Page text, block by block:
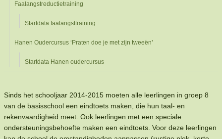
Faalangstreductietraining
Startdata faalangsttraining
Hanen Oudercursus ‘Praten doe je met zijn tweeën’
Startdata Hanen oudercursus
Sinds het schooljaar 2014-2015 moeten alle leerlingen in groep 8
van de basisschool een eindtoets maken, die hun taal- en
rekenvaardigheid meet. Ook leerlingen met een speciale
ondersteuningsbehoefte maken een eindtoets. Voor deze leerlingen